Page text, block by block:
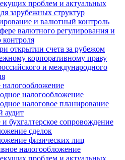
проблем и актуальных
зарубежных структур
и валютный контроль
валютного регулирования и
контроля
открытии счета за рубежом
корпоративному праву
и международного
налогообложение
налогообложение
налоговое планирование
аудит
бухгалтерское сопровождение
сделок
физических лиц
налогообложение
проблем и актуальных